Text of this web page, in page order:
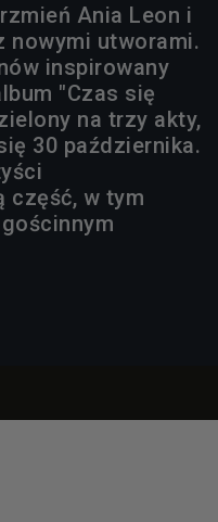
Ania Leon i
nowymi utworami.
inspirowany
"Czas się
na trzy akty,
30 października.
część, w tym